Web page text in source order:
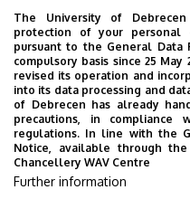
2020. május 12.
2020. május 19.
The University of
protection of your
pursuant to the General Data
compulsory basis since 25
revised its operation and
into its data processing and
of Debrecen has already
precautions, in compliance
regulations. In line with the
Notice, available through
Chancellery WAV Centre
Further information